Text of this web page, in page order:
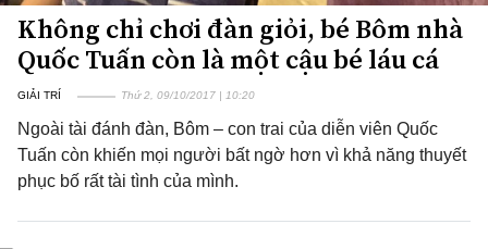
Không chỉ chơi đàn giỏi, bé Bôm nhà
Quốc Tuấn còn là một cậu bé láu cá
GIẢI TRÍ Thứ 2, 09/10/2017 | 10:20
Ngoài tài đánh đàn, Bôm – con trai của diễn viên Quốc
Tuấn còn khiến mọi người bất ngờ hơn vì khả năng thuyết
phục bố rất tài tình của mình.